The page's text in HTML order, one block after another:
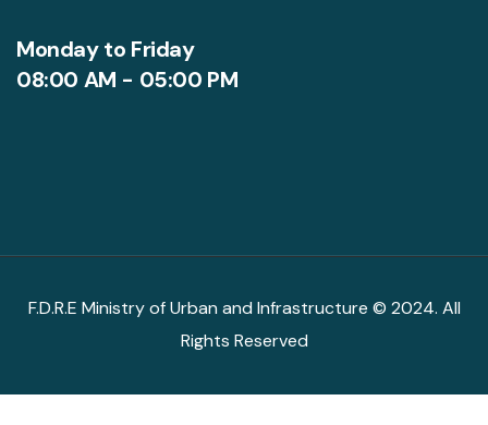
Monday to Friday
08:00 AM - 05:00 PM
F.D.R.E Ministry of Urban and Infrastructure © 2024. All
Rights Reserved